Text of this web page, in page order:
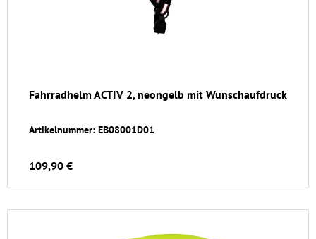
Fahrradhelm ACTIV 2, neongelb mit Wunschaufdruck
Artikelnummer: EB08001D01
109,90 €